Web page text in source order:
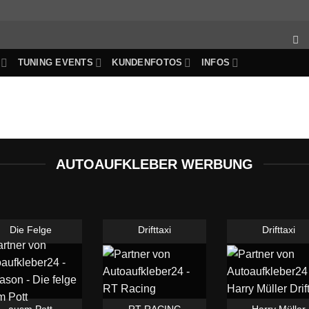
TUNING EVENTS KUNDENFOTOS INFOS
AUTOAUFKLEBER WERBUNG
Die Felge Drifttaxi Drifttaxi